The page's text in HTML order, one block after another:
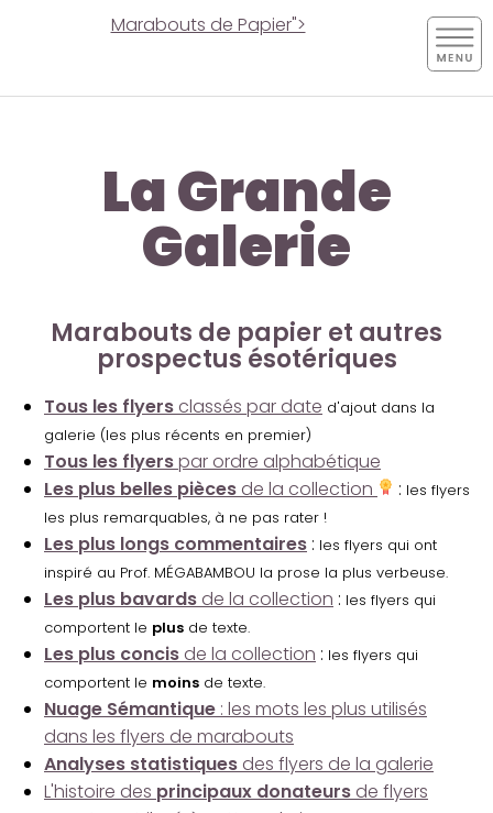
Marabouts de Papier">
La Grande
Galerie
Marabouts de papier et autres
prospectus ésotériques
Tous les flyers classés par date d'ajout dans la
galerie (les plus récents en premier)
Tous les flyerspar ordre alphabétique
Les plus belles pièces de la collection : les flyers
les plus remarquables, à ne pas rater !
Les plus longs commentaires : les flyers qui ont
inspiré au Prof. MÉGABAMBOU la prose la plus verbeuse.
Les plus bavards de la collection : les flyers qui
comportent le plus de texte.
Les plus concis de la collection : les flyers qui
comportent le moins de texte.
Nuage Sémantique : les mots les plus utilisés
dans les flyers de marabouts
Analyses statistiques des flyers de la galerie
L'histoire des principaux donateurs de flyers